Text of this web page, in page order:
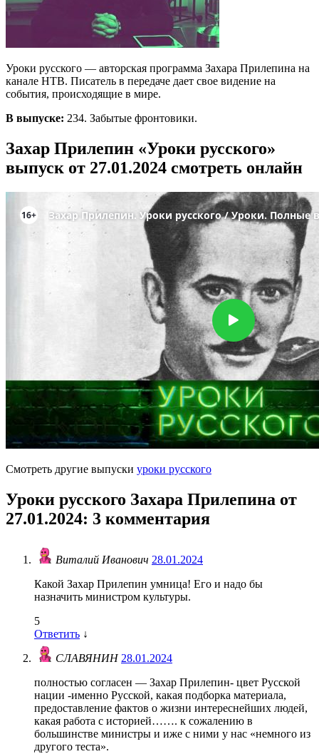
Уроки русского — авторская программа Захара Прилепина на
канале НТВ. Писатель в передаче дает свое видение на
события, происходящие в мире.
В выпуске: 234. Забытые фронтовики.
Захар Прилепин «Уроки русского»
выпуск от 27.01.2024 смотреть онлайн
Смотреть другие выпуски уроки русского
Уроки русского Захара Прилепина от
27.01.2024: 3 комментария
Виталий Иванович 28.01.2024
Какой Захар Прилепин умница! Его и надо бы
назначить министром культуры.
5
Ответить ↓
СЛАВЯНИН28.01.2024
полностью согласен — Захар Прилепин- цвет Русской
нации -именно Русской, какая подборка материала,
предоставление фактов о жизни интереснейших людей,
какая работа с историей……. к сожалению в
большинстве министры и иже с ними у нас «немного из
другого теста».